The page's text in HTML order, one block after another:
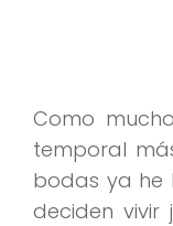
Como
temporal
bodas ya he
deciden vivir